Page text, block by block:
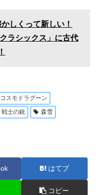
しくって新しい！
ラシックス」に古代
コスモドラグーン
戦士の銃
森雪
はてブ
コピー